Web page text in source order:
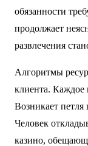
обязанности
продолжает
развлечения
Алгоритмы
клиента. Каждое
Возникает петля
Человек
казино,